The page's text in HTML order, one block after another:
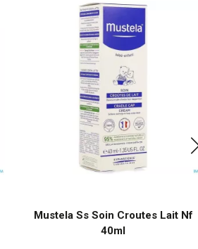
Mustela Ss Soin Croutes Lait Nf
40ml